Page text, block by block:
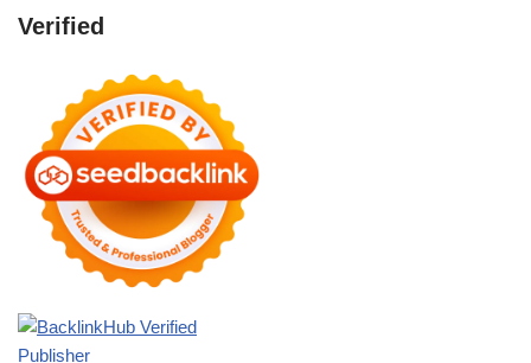
Verified